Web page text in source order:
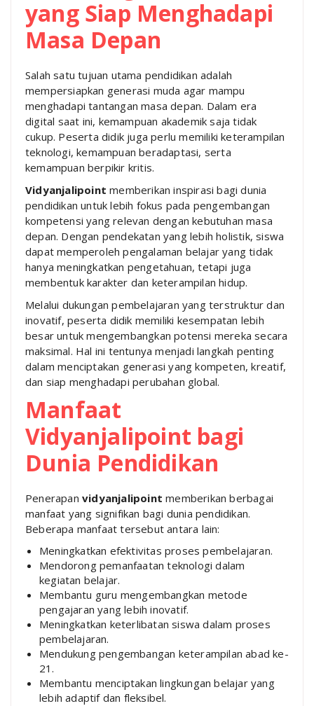
yang Siap Menghadapi
Masa Depan
Salah satu tujuan utama pendidikan adalah
mempersiapkan generasi muda agar mampu
menghadapi tantangan masa depan. Dalam era
digital saat ini, kemampuan akademik saja tidak
cukup. Peserta didik juga perlu memiliki keterampilan
teknologi, kemampuan beradaptasi, serta
kemampuan berpikir kritis.
Vidyanjalipoint memberikan inspirasi bagi dunia
pendidikan untuk lebih fokus pada pengembangan
kompetensi yang relevan dengan kebutuhan masa
depan. Dengan pendekatan yang lebih holistik, siswa
dapat memperoleh pengalaman belajar yang tidak
hanya meningkatkan pengetahuan, tetapi juga
membentuk karakter dan keterampilan hidup.
Melalui dukungan pembelajaran yang terstruktur dan
inovatif, peserta didik memiliki kesempatan lebih
besar untuk mengembangkan potensi mereka secara
maksimal. Hal ini tentunya menjadi langkah penting
dalam menciptakan generasi yang kompeten, kreatif,
dan siap menghadapi perubahan global.
Manfaat
Vidyanjalipoint bagi
Dunia Pendidikan
Penerapan vidyanjalipoint memberikan berbagai
manfaat yang signifikan bagi dunia pendidikan.
Beberapa manfaat tersebut antara lain:
Meningkatkan efektivitas proses pembelajaran.
Mendorong pemanfaatan teknologi dalam
kegiatan belajar.
Membantu guru mengembangkan metode
pengajaran yang lebih inovatif.
Meningkatkan keterlibatan siswa dalam proses
pembelajaran.
Mendukung pengembangan keterampilan abad ke-
21.
Membantu menciptakan lingkungan belajar yang
lebih adaptif dan fleksibel.